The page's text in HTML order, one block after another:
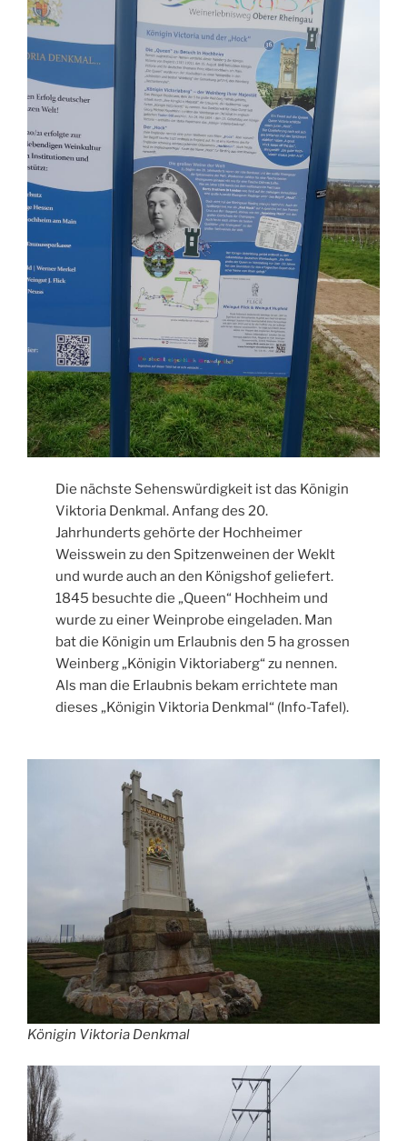
Die nächste Sehenswürdigkeit ist das Königin
Viktoria Denkmal. Anfang des 20.
Jahrhunderts gehörte der Hochheimer
Weisswein zu den Spitzenweinen der Weklt
und wurde auch an den Königshof geliefert.
1845 besuchte die „Queen“ Hochheim und
wurde zu einer Weinprobe eingeladen. Man
bat die Königin um Erlaubnis den 5 ha grossen
Weinberg „Königin Viktoriaberg“ zu nennen.
Als man die Erlaubnis bekam errichtete man
dieses „Königin Viktoria Denkmal“ (Info-Tafel).
Königin Viktoria Denkmal